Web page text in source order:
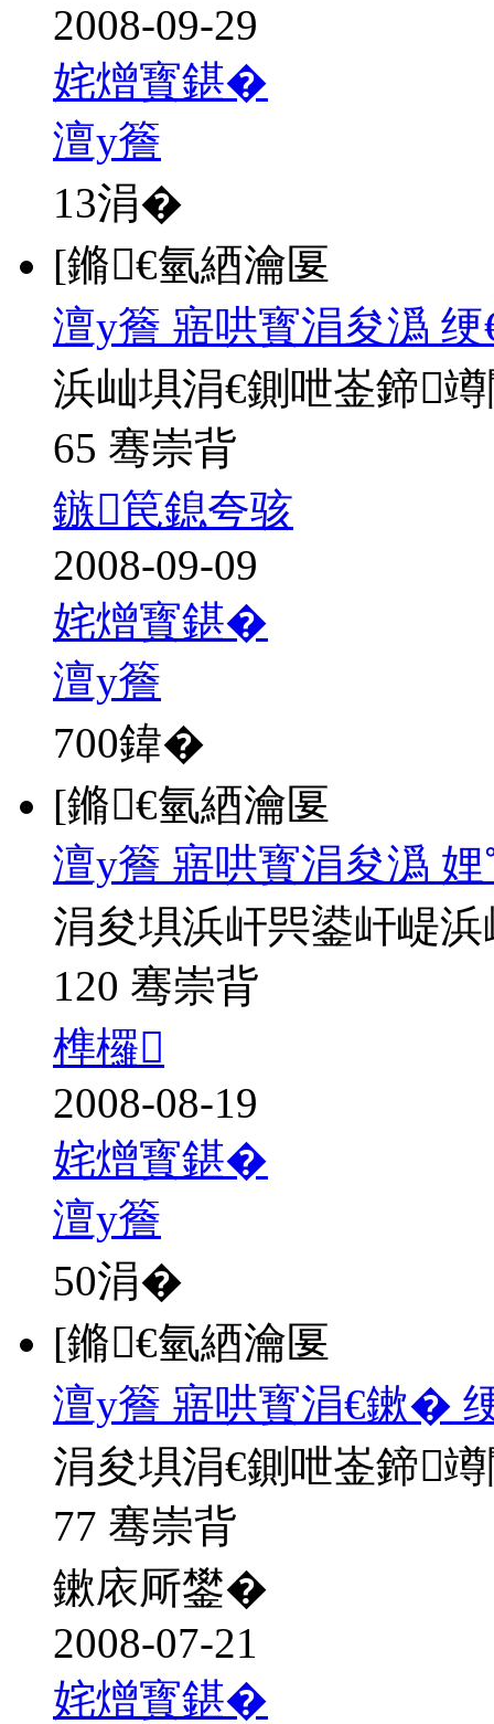
2008-09-29
姹熷寳鍖�
澶у簷
13涓�
[鏅€氫綇瀹匽
澶у簷 寤哄寳涓夋潙
浜屾埧涓€鍘呭崟鍗
65 骞崇背
鏃笢鎴夸骇
2008-09-09
姹熷寳鍖�
澶у簷
700鍏�
[鏅€氫綇瀹匽
澶у簷 寤哄寳涓夋潙
涓夋埧浜屽巺鍙屽崼
120 骞崇背
榫欏
2008-08-19
姹熷寳鍖�
澶у簷
50涓�
[鏅€氫綇瀹匽
澶у簷 寤哄寳涓€鏉�
涓夋埧涓€鍘呭崟鍗
77 骞崇背
鏉庡厛鐢�
2008-07-21
姹熷寳鍖�